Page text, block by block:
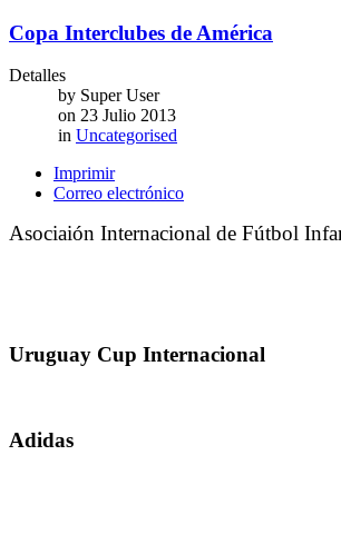
Copa Interclubes de América
Detalles
by Super User
on 23 Julio 2013
in Uncategorised
Imprimir
Correo electrónico
Asociaión Internacional de Fútbol
Uruguay Cup Internacional
Adidas